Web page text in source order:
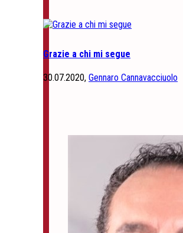
Grazie a chi mi segue
30.07.2020, Gennaro Cannavacciuolo